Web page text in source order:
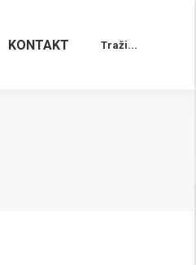
KONTAKT Search:
Traži...